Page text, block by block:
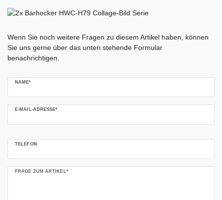
Wenn Sie noch weitere Fragen zu diesem Artikel haben, können
Sie uns gerne über das unten stehende Formular
benachrichtigen.
NAME*
E-MAIL-ADRESSE*
TELEFON
FRAGE ZUM ARTIKEL*